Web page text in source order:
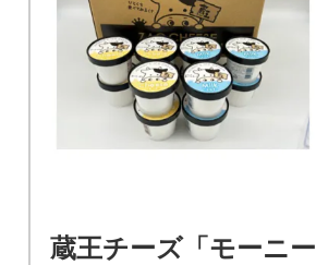
蔵王チーズ「モーニー